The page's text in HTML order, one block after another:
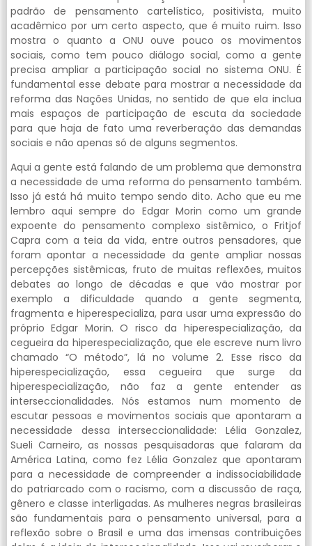
padrão de pensamento cartelístico, positivista, muito
acadêmico por um certo aspecto, que é muito ruim. Isso
mostra o quanto a ONU ouve pouco os movimentos
sociais, como tem pouco diálogo social, como a gente
precisa ampliar a participação social no sistema ONU. É
fundamental esse debate para mostrar a necessidade da
reforma das Nações Unidas, no sentido de que ela inclua
mais espaços de participação de escuta da sociedade
para que haja de fato uma reverberação das demandas
sociais e não apenas só de alguns segmentos.
Aqui a gente está falando de um problema que demonstra
a necessidade de uma reforma do pensamento também.
Isso já está há muito tempo sendo dito. Acho que eu me
lembro aqui sempre do Edgar Morin como um grande
expoente do pensamento complexo sistêmico, o Fritjof
Capra com a teia da vida, entre outros pensadores, que
foram apontar a necessidade da gente ampliar nossas
percepções sistêmicas, fruto de muitas reflexões, muitos
debates ao longo de décadas e que vão mostrar por
exemplo a dificuldade quando a gente segmenta,
fragmenta e hiperespecializa, para usar uma expressão do
próprio Edgar Morin. O risco da hiperespecialização, da
cegueira da hiperespecialização, que ele escreve num livro
chamado “O método”, lá no volume 2. Esse risco da
hiperespecialização, essa cegueira que surge da
hiperespecialização, não faz a gente entender as
interseccionalidades. Nós estamos num momento de
escutar pessoas e movimentos sociais que apontaram a
necessidade dessa interseccionalidade: Lélia Gonzalez,
Sueli Carneiro, as nossas pesquisadoras que falaram da
América Latina, como fez Lélia Gonzalez que apontaram
para a necessidade de compreender a indissociabilidade
do patriarcado com o racismo, com a discussão de raça,
gênero e classe interligadas. As mulheres negras brasileiras
são fundamentais para o pensamento universal, para a
reflexão sobre o Brasil e uma das imensas contribuições